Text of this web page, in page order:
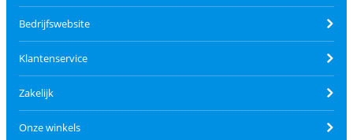
Bedrijfswebsite
Klantenservice
Zakelijk
Onze winkels